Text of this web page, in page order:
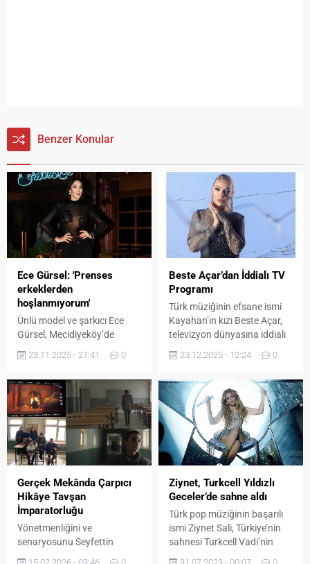
Benzer Konular
Ece Gürsel: 'Prenses
erkeklerden
hoşlanmıyorum'
Ünlü model ve şarkıcı Ece
Gürsel, Mecidiyeköy’de
mekânda sahne almadan
sorularını yanıtladı. Yeni
çıkacak şarkısından konser
temposuna, modellik
kariyerinden kabare
sahnesine kadar birçok
konuda samimi
Gürsel, yakında dinleyiciyle
buluşacak yeni şarkısı için
“Çok heyecanlıyım,
çalışmalar güzel gidiyor”
dedi. Konserlerinin tüm
hızıyla sürdüğünü...
23.11.2025 - 21:41 0
Beste Açar’dan İddialı TV
Programı
Türk müziğinin efsane ismi
Kayahan’ın kızı Beste Açar,
televizyon dünyasına iddialı
Beste Açar, Habercaddesi TV
yayınlanacak olan “Beste ile
Her Şey Mümkün” adlı
programıyla izleyiciyle
buluşmaya hazırlanıyor.
Samimi anlatımı, güçlü
iletişimi ve çok yönlü
program, müzik, sanat,
magazin ve sosyal...
23.12.2025 - 12:24 0
Gerçek Mekânda Çarpıcı
Hikâye Tavşan
İmparatorluğu
Yönetmenliğini ve
senaryosunu Seyfettin
Ziynet, Turkcell Yıldızlı
Geceler’de sahne aldı
Türk pop müziğinin başarılı
ismi Ziynet Sali, Türkiye’nin
sahnesi Turkcell Vadi’nin